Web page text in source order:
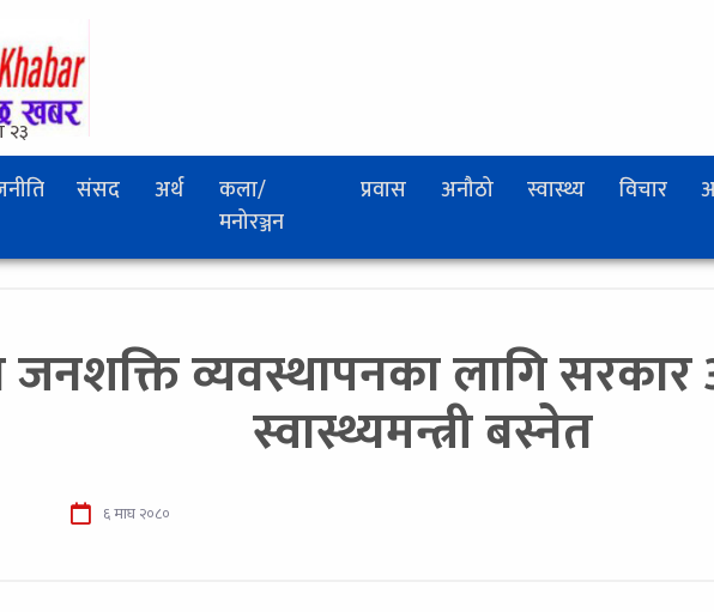
२३
संसद अर्थ
कला/
मनोरञ्जन
प्रवास अनौठो स्वास्थ्य विचार
व्यवस्थापनका लागि सरकार
स्वास्थ्यमन्त्री बस्नेत
६ माघ २०८०